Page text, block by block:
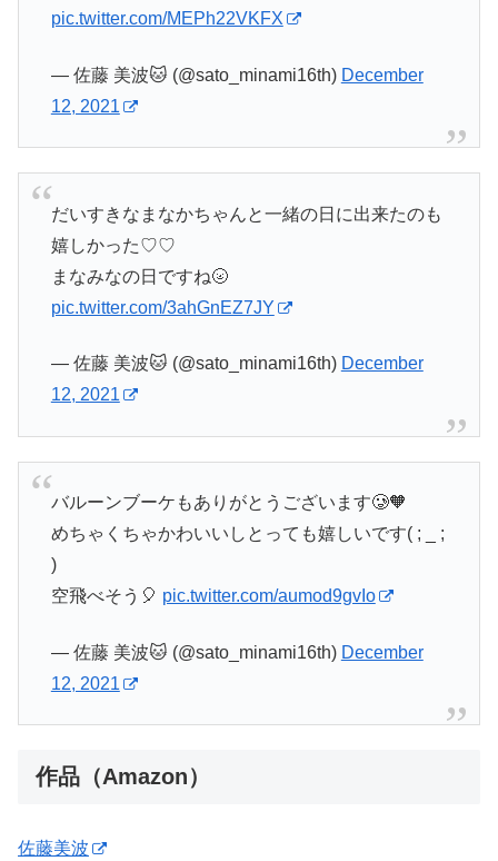
pic.twitter.com/MEPh22VKFX
— 佐藤 美波🐱 (@sato_minami16th) December
12, 2021
だいすきなまなかちゃんと一緒の日に出来たのも
嬉しかった♡♡
まなみなの日ですね🌝
pic.twitter.com/3ahGnEZ7JY
— 佐藤 美波🐱 (@sato_minami16th) December
12, 2021
バルーンブーケもありがとうございます🥲🧡
めちゃくちゃかわいいしとっても嬉しいです( ; _ ;
)
空飛べそう🎈 pic.twitter.com/aumod9gvIo
— 佐藤 美波🐱 (@sato_minami16th) December
12, 2021
作品（Amazon）
佐藤美波